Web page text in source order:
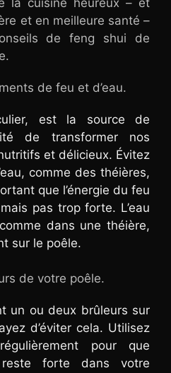
et en meilleure santé –
de feng shui de
de feu et d’eau.
est la source de
de transformer nos
et délicieux. Évitez
comme des théières,
que l’énergie du feu
pas trop forte. L’eau
dans une théière,
sur le poêle.
de votre poêle.
un ou deux brûleurs sur
d’éviter cela. Utilisez
pour que
reste forte dans votre